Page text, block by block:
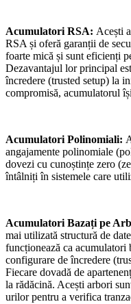
Acumulatori RSA: Acești
RSA și oferă garanții de
foarte mică și sunt eficienți
Dezavantajul lor principal
încredere (trusted setup) la
compromisă, acumulatorul
Acumulatori Polinomiali:
angajamente polinomiale
dovezi cu cunoștințe zero
întâlniți în sistemele care
Acumulatori Bazați pe
mai utilizată structură de
funcționează ca acumulatori
configurare de încredere
Fiecare dovadă de
la rădăcină. Acești arbori
urilor pentru a verifica